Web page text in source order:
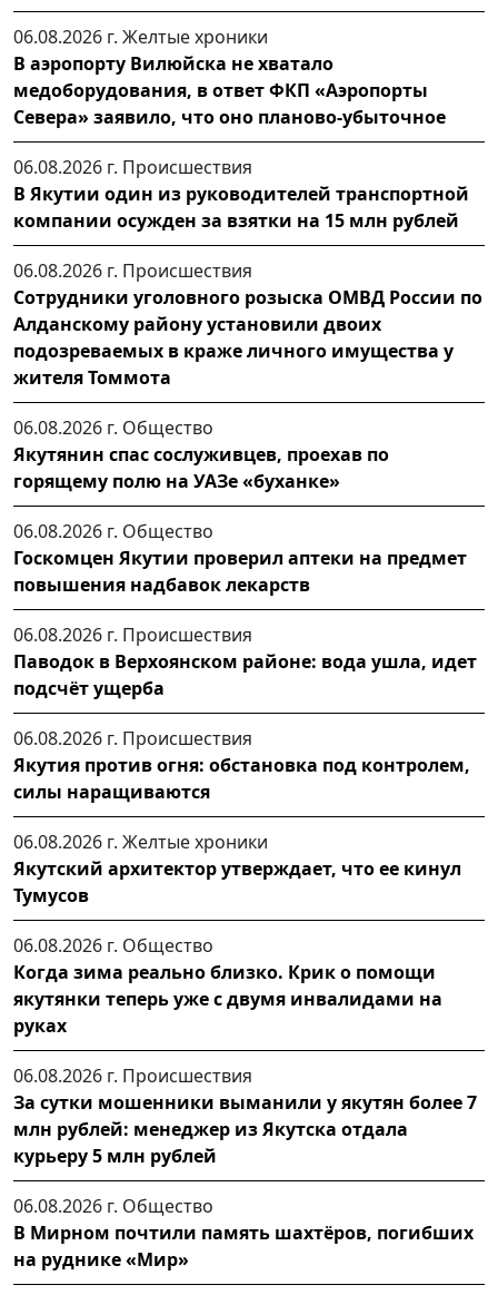
06.08.2026 г. Желтые хроники
В аэропорту Вилюйска не хватало
медоборудования, в ответ ФКП «Аэропорты
Севера» заявило, что оно планово-убыточное
06.08.2026 г. Происшествия
В Якутии один из руководителей транспортной
компании осужден за взятки на 15 млн рублей
06.08.2026 г. Происшествия
Сотрудники уголовного розыска ОМВД России по
Алданскому району установили двоих
подозреваемых в краже личного имущества у
жителя Томмота
06.08.2026 г. Общество
Якутянин спас сослуживцев, проехав по
горящему полю на УАЗе «буханке»
06.08.2026 г. Общество
Госкомцен Якутии проверил аптеки на предмет
повышения надбавок лекарств
06.08.2026 г. Происшествия
Паводок в Верхоянском районе: вода ушла, идет
подсчёт ущерба
06.08.2026 г. Происшествия
Якутия против огня: обстановка под контролем,
силы наращиваются
06.08.2026 г. Желтые хроники
Якутский архитектор утверждает, что ее кинул
Тумусов
06.08.2026 г. Общество
Когда зима реально близко. Крик о помощи
якутянки теперь уже с двумя инвалидами на
руках
06.08.2026 г. Происшествия
За сутки мошенники выманили у якутян более 7
млн рублей: менеджер из Якутска отдала
курьеру 5 млн рублей
06.08.2026 г. Общество
В Мирном почтили память шахтёров, погибших
на руднике «Мир»